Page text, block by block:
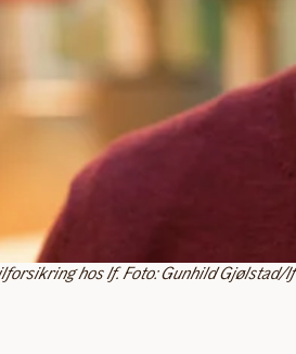
hos If. Foto: Gunhild Gjølstad/If